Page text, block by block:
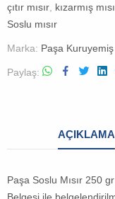
çıtır mısır kızarmış
Soslu mısır
Marka: Paşa Kuruyemiş
Paylaş
AÇIKLAMA
Paşa Soslu Mısır 250
Belgesi ile